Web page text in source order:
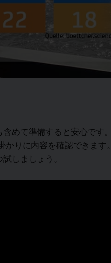
めて準備すると安心です。
かりに内容を確認できます。
しましょう。